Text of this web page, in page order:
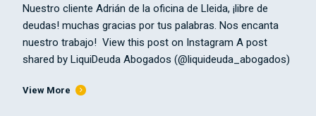
Nuestro cliente Adrián de la oficina de Lleida, ¡libre de
deudas! muchas gracias por tus palabras. Nos encanta
nuestro trabajo! View this post on Instagram A post
shared by LiquiDeuda Abogados (@liquideuda_abogados)
View More